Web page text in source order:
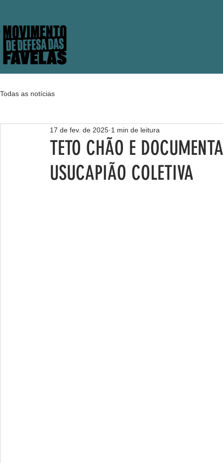
Todas as notícias
TETO CHÃO E
USUCAPIÃO COLETIVA
17 de fev. de 2025 1 min de leitura